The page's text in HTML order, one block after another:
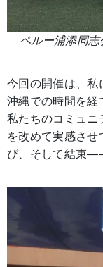
ペルー浦添同
今回の開催は、私
沖縄での時間を経
私たちのコミュニ
を改めて実感さ
び、そして結束